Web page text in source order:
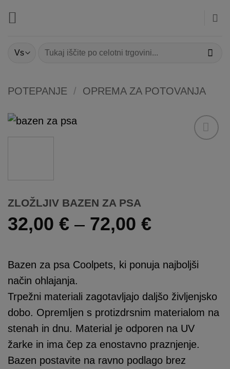
na
Išči:
POTEPANJE / OPREMA ZA POTOVANJA
ZLOŽLJIV BAZEN ZA PSA
32,00 € – 72,00 €Cenovni
od
32,00 €
do
72,00 €
Bazen za psa Coolpets, ki ponuja najboljši
način ohlajanja.
Trpežni materiali zagotavljajo daljšo življenjsko
dobo. Opremljen s protizdrsnim materialom na
stenah in dnu. Material je odporen na UV
žarke in ima čep za enostavno praznjenje.
Bazen postavite na ravno podlago brez